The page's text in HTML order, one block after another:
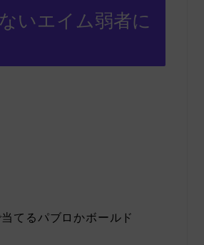
いエイム弱者に
てるパブロかボールド